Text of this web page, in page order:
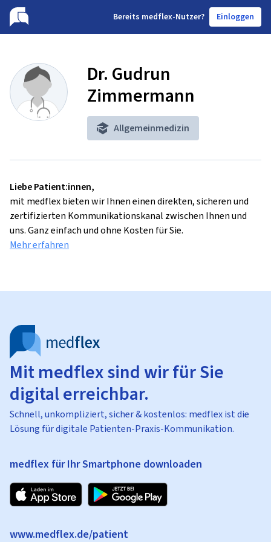
Bereits medflex-Nutzer? Einloggen
Dr. Gudrun
Zimmermann
Allgemeinmedizin
Liebe Patient:innen,
mit medflex bieten wir Ihnen einen direkten, sicheren und
zertifizierten Kommunikationskanal zwischen Ihnen und
uns. Ganz einfach und ohne Kosten für Sie.
Mehr erfahren
Mit medflex sind wir für Sie
digital erreichbar.
Schnell, unkompliziert, sicher & kostenlos: medflex ist die
Lösung für digitale Patienten-Praxis-Kommunikation.
medflex für Ihr Smartphone downloaden
www.medflex.de/patient